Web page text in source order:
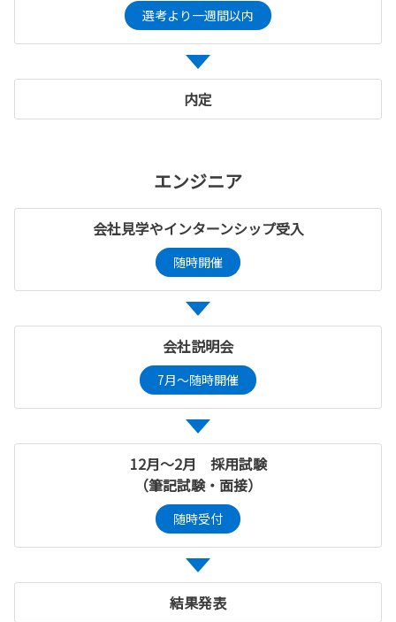
選考より一週間以内
内定
エンジニア
会社見学やインターンシップ受入
随時開催
会社説明会
7月～随時開催
12月～2月 採用試験
（筆記試験・面接）
随時受付
結果発表